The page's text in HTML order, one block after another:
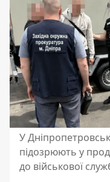
У
підозрюють у
до військової